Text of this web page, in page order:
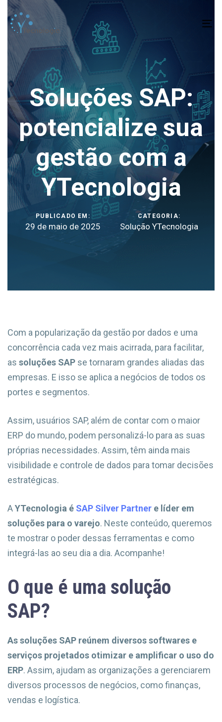
Soluções SAP:
potencialize sua
gestão com a
YTecnologia
PUBLICADO EM:
29 de maio de 2025
CATEGORIA:
Solução YTecnologia
Com a popularização da gestão por dados e uma
concorrência cada vez mais acirrada, para facilitar,
as soluções SAP se tornaram grandes aliadas das
empresas. E isso se aplica a negócios de todos os
portes e segmentos.
Assim, usuários SAP, além de contar com o maior
ERP do mundo, podem personalizá-lo para as suas
próprias necessidades. Assim, têm ainda mais
visibilidade e controle de dados para tomar decisões
estratégicas.
AYTecnologia é SAP Silver Partner e líder em
soluções para o varejo. Neste conteúdo, queremos
te mostrar o poder dessas ferramentas e como
integrá-las ao seu dia a dia. Acompanhe!
O que é uma solução
SAP?
As soluções SAP reúnem diversos softwares e
serviços projetados otimizar e amplificar o uso do
ERP. Assim, ajudam as organizações a gerenciarem
diversos processos de negócios, como finanças,
vendas e logística.